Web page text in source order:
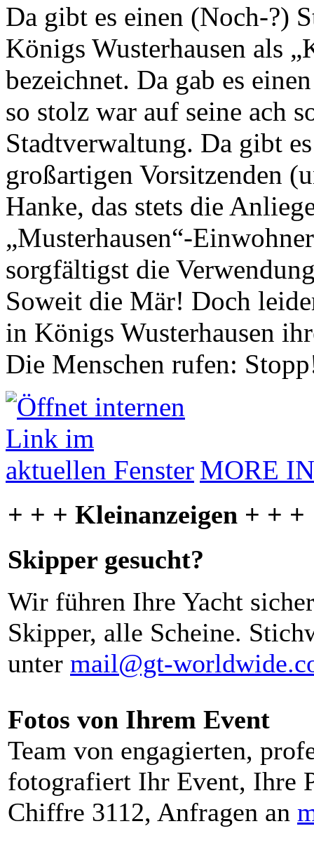
Da gibt es einen (Noch-?)
Königs Wusterhausen als
bezeichnet. Da gab es
so stolz war auf seine ach
Stadtverwaltung. Da gibt
großartigen Vorsitzenden
Hanke, das stets die
„Musterhausen“-
sorgfältigst die
Soweit die Mär! Doch
in Königs Wusterhausen
Die Menschen rufen:
MORE
+ + + Kleinanzeigen + + +
Skipper gesucht?
Wir führen Ihre Yacht
Skipper, alle Scheine.
unter mail@gt-
Fotos von Ihrem Event
Team von engagierten,
fotografiert Ihr Event, Ihre
Chiffre 3112, Anfragen an